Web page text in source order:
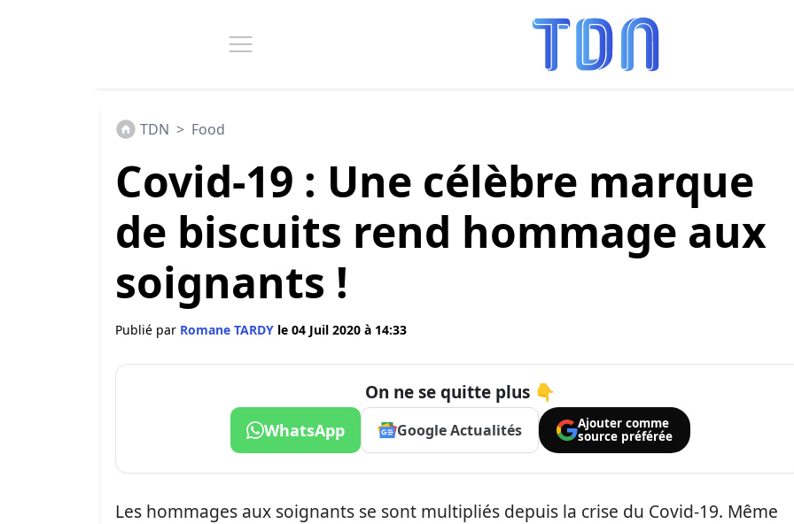
TDN > Food
Covid-19 : Une célèbre marque
de biscuits rend hommage aux
soignants !
Publié par Romane TARDY le 04 Juil 2020 à 14:33
On ne se quitte plus 👇
WhatsApp Google Actualités
Ajouter comme
source préférée
Les hommages aux soignants se sont multipliés depuis la crise du Covid-19. Même